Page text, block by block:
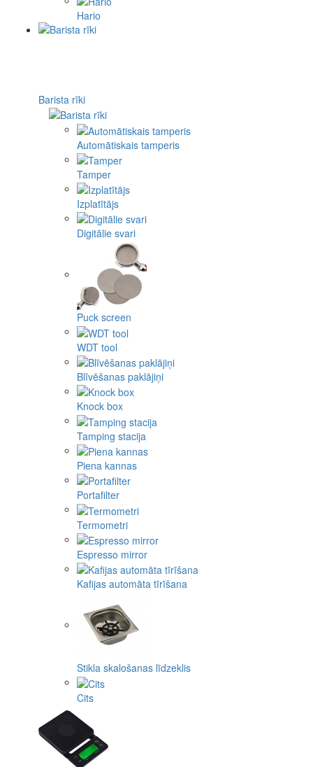
Hario
Barista rīki
Automātiskais tamperis
Tamper
Izplatītājs
Digitālie svari
Puck screen
WDT tool
Blīvēšanas paklājiņi
Knock box
Tamping stacija
Piena kannas
Portafilter
Termometri
Espresso mirror
Kafijas automāta tīrīšana
Stikla skalošanas līdzeklis
Cits